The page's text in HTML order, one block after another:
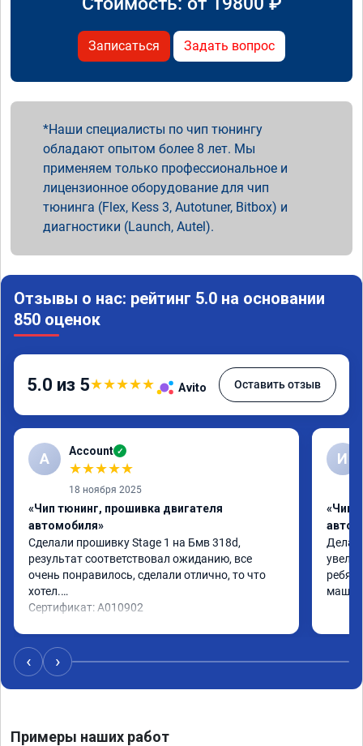
Записаться Задать вопрос
Наши специалисты по чип тюнингу
обладают опытом более 8 лет. Мы
применяем только профессиональное и
лицензионное оборудование для чип
тюнинга (Flex, Kess 3, Autotuner, Bitbox) и
диагностики (Launch, Autel).
Отзывы о нас: рейтинг 5.0 на основании
850 оценок
5.0 из 5★★★★★ Avito Оставить отзыв
A Account ✓
★★★★★
18 ноября 2025
«Чип тюнинг, прошивка двигателя
автомобиля»
Сделали прошивку Stage 1 на Бмв 318d,
результат соответствовал ожиданию, все
очень понравилось, сделали отлично, то что
хотел.
Сертификат: A010902
И
«Чип
‹ ›
Примеры наших работ